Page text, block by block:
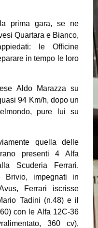
prima gara, se ne
Quartara e Bianco,
le Officine
in tempo le loro
Aldo Marazza su
94 Km/h, dopo un
pure lui su
quella delle
presenti 4 Alfa
Scuderia Ferrari.
Brivio, impegnati in
Ferrari iscrisse
Tadini (n.48) e il
con le Alfa 12C-36
360 cv),